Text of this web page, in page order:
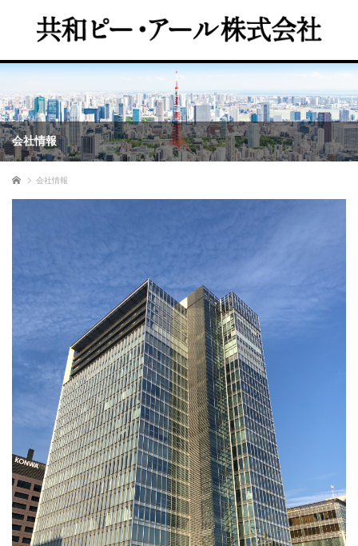
会社情報
ホーム 会社情報